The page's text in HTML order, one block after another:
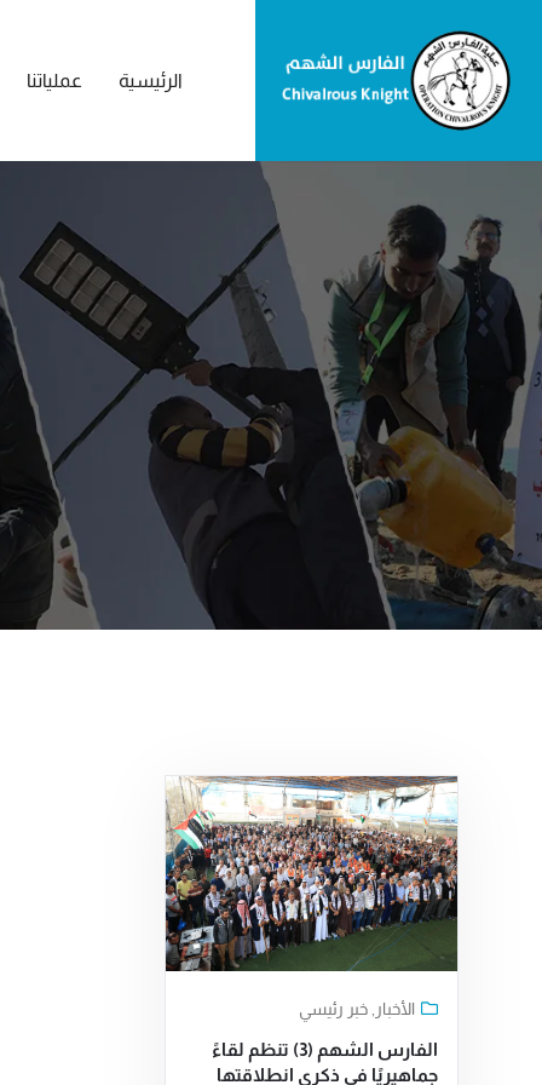
الرئيسية عملياتنا
الأخبار خبر رئيسي
الفارس الشهم (3) تنظم لقاءً
جماهيريًا في ذكرى انطلاقتها